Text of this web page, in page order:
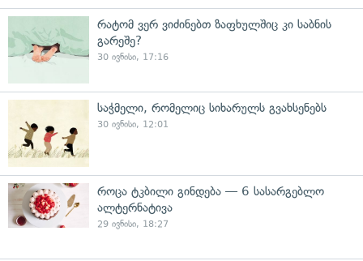
რატომ ვერ ვიძინებთ ზაფხულშიც კი საბნის
გარეშე?
30 ივნისი, 17:16
საჭმელი, რომელიც სიხარულს გვახსენებს
30 ივნისი, 12:01
როცა ტკბილი გინდება — 6 სასარგებლო
ალტერნატივა
29 ივნისი, 18:27